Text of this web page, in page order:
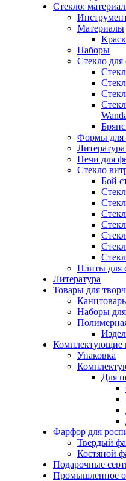
Стекло:
Материалы
Наборы
Стекло
Формы для
Печи для
Стекло
Бой
Плиты для
Литература
Товары для
Наборы для
Комплектующие
Упаковка
Для
Фарфор для
Твердый
Костяной
Подарочные
Промышленное